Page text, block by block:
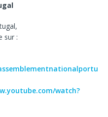
sur :
watch?